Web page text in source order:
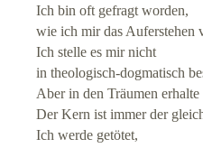
Ich bin oft gefragt worden,
wie ich mir das Auferstehen
Ich stelle es mir nicht
in theologisch-dogmatisch
Aber in den Träumen
Der Kern ist immer der
Ich werde getötet,